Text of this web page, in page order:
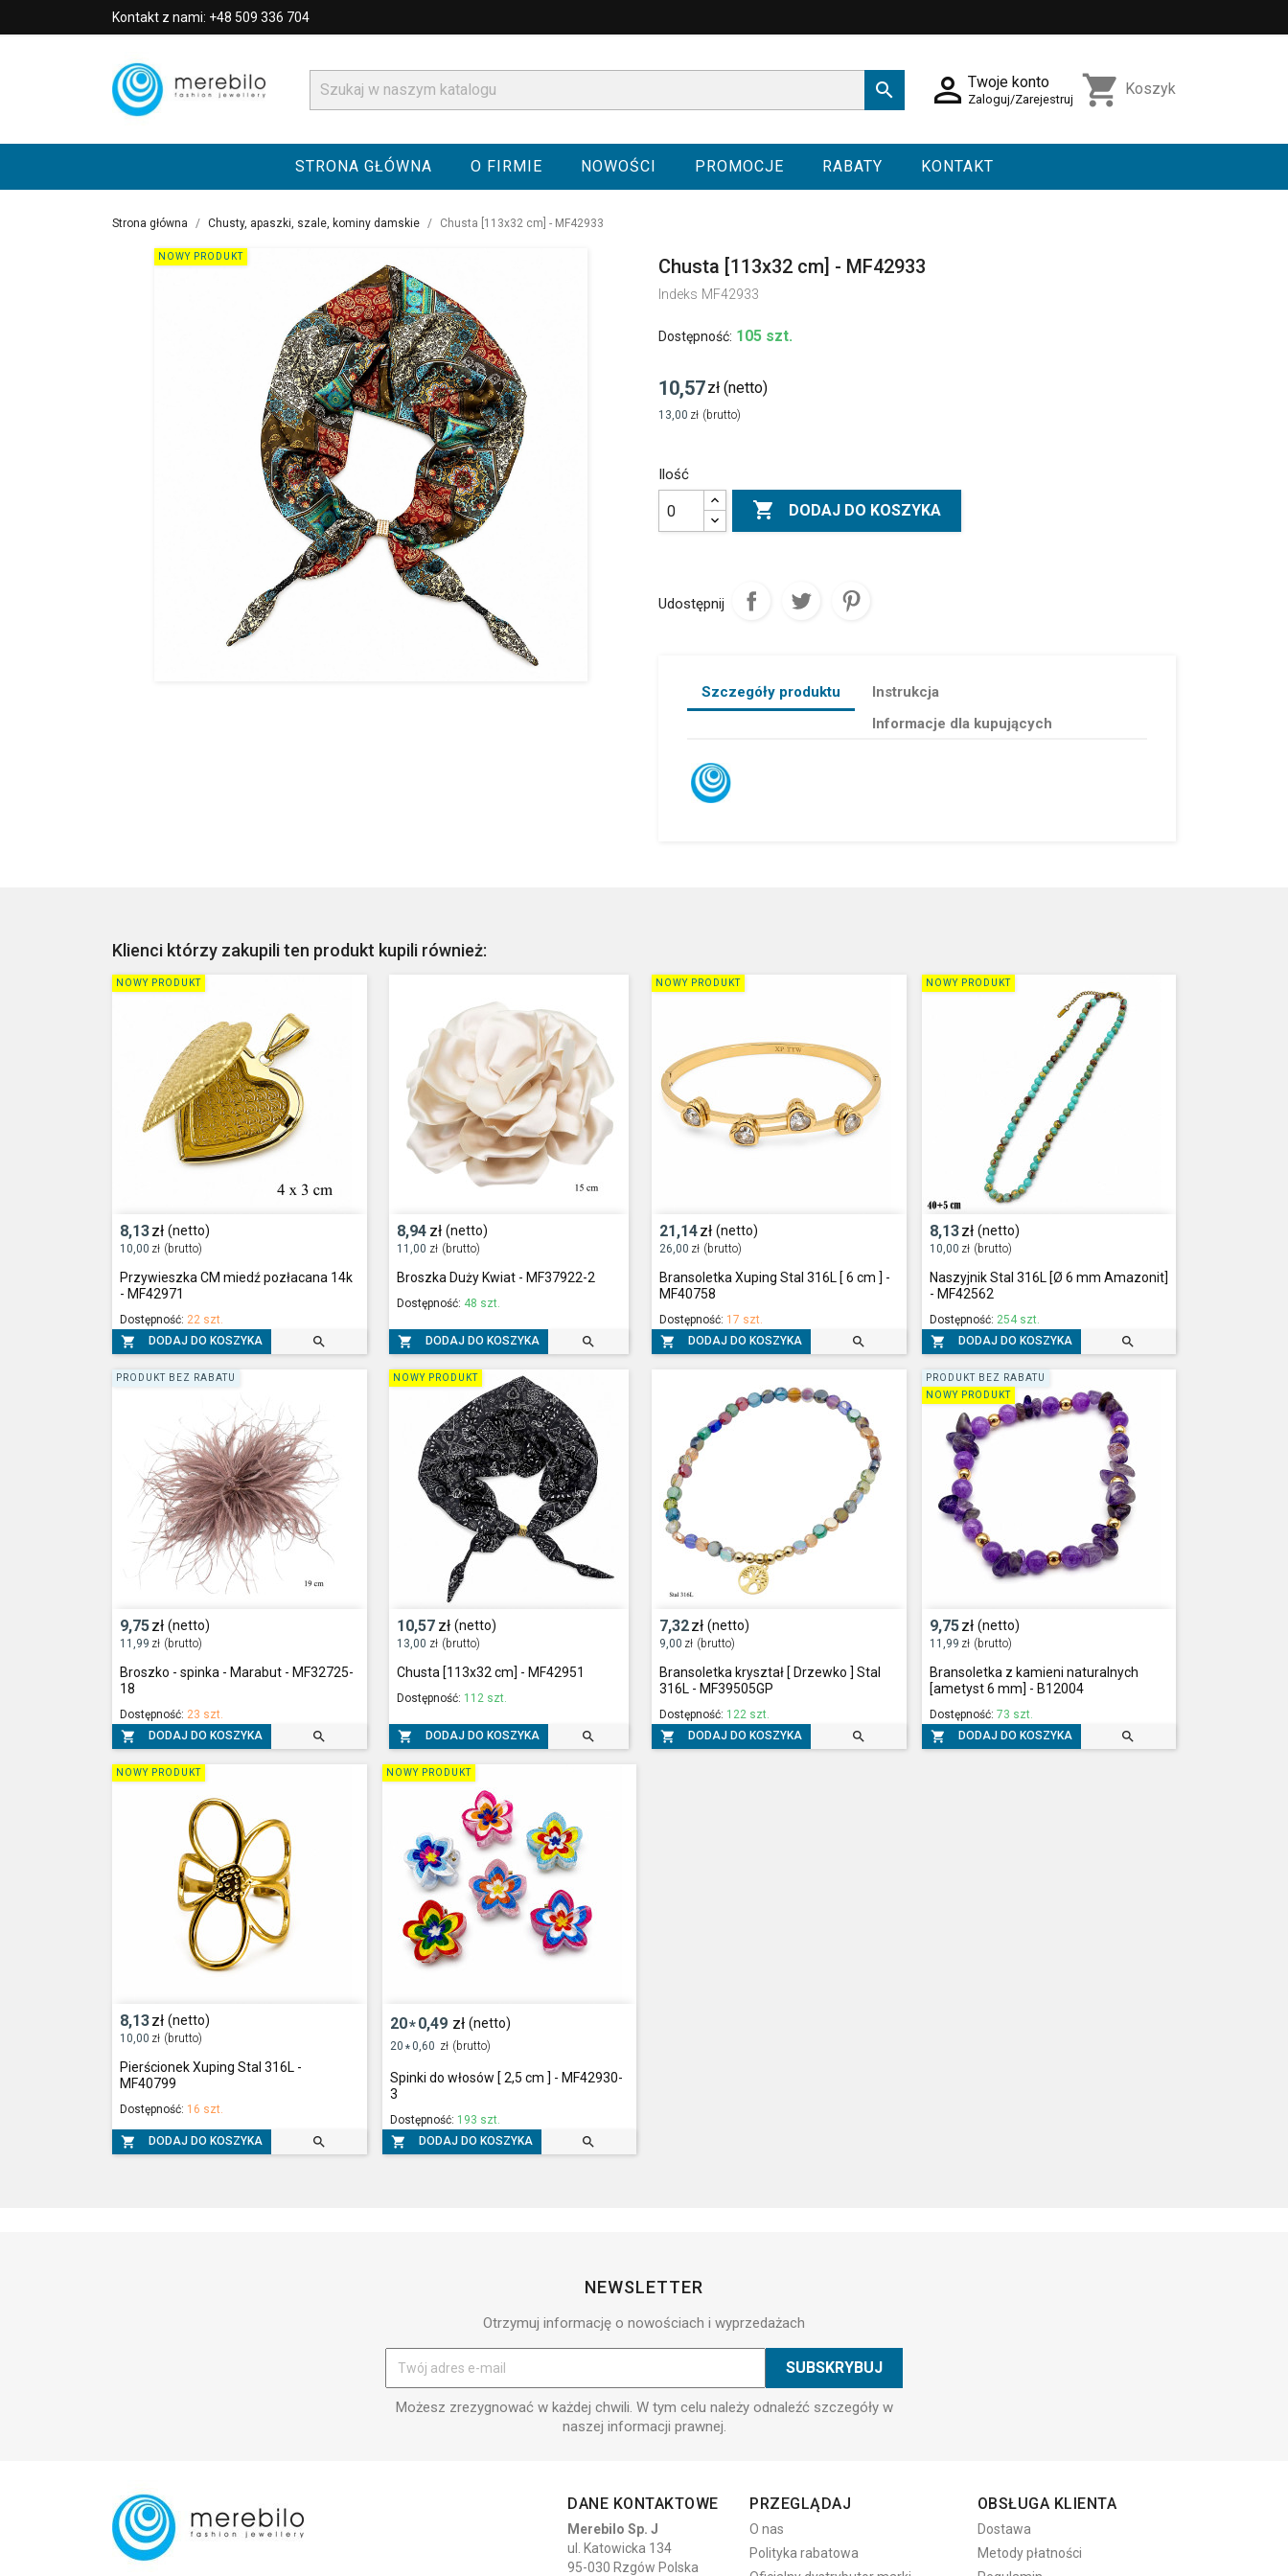
Kontakt z nami: +48 509 336 704
  Twoje konto
Zaloguj/Zarejestruj shopping_cart Koszyk
STRONA GŁÓWNA O FIRMIE NOWOŚCI PROMOCJE RABATY KONTAKT
Strona główna Chusty, apaszki, szale, kominy damskie Chusta [113x32 cm] - MF42933
NOWY PRODUKT Chusta [113x32 cm] - MF42933
Indeks MF42933
Dostępność: 105 szt.
10,57zł (netto)
13,00 zł (brutto)
Ilość
 DODAJ DO KOSZYKA
Udostępnij
Szczegóły produktu
Instrukcja
Informacje dla kupujących
Klienci którzy zakupili ten produkt kupili również:
8,13zł (netto)
10,00 zł (brutto)
Przywieszka CM miedź pozłacana 14k
- MF42971
Dostępność: 22 szt.
 DODAJ DO KOSZYKA 
NOWY PRODUKT
8,94 zł (netto)
11,00 zł (brutto)
Broszka Duży Kwiat - MF37922-2
Dostępność: 48 szt.
 DODAJ DO KOSZYKA 
21,14zł (netto)
26,00 zł (brutto)
Bransoletka Xuping Stal 316L [ 6 cm ] -
MF40758
Dostępność: 17 szt.
 DODAJ DO KOSZYKA 
NOWY PRODUKT
8,13zł (netto)
10,00 zł (brutto)
Naszyjnik Stal 316L [Ø 6 mm Amazonit]
- MF42562
Dostępność: 254 szt.
 DODAJ DO KOSZYKA 
NOWY PRODUKT
9,75zł (netto)
11,99 zł (brutto)
Broszko - spinka - Marabut - MF32725-
18
Dostępność: 23 szt.
 DODAJ DO KOSZYKA 
PRODUKT BEZ RABATU
10,57 zł (netto)
13,00 zł (brutto)
Chusta [113x32 cm] - MF42951
Dostępność: 112 szt.
 DODAJ DO KOSZYKA 
NOWY PRODUKT
7,32zł (netto)
9,00 zł (brutto)
Bransoletka kryształ [ Drzewko ] Stal
316L - MF39505GP
Dostępność: 122 szt.
 DODAJ DO KOSZYKA 
9,75zł (netto)
11,99 zł (brutto)
Bransoletka z kamieni naturalnych
[ametyst 6 mm] - B12004
Dostępność: 73 szt.
 DODAJ DO KOSZYKA 
PRODUKT BEZ RABATU
NOWY PRODUKT
8,13zł (netto)
10,00 zł (brutto)
Pierścionek Xuping Stal 316L -
MF40799
Dostępność: 16 szt.
 DODAJ DO KOSZYKA 
NOWY PRODUKT
20*0,49 zł (netto)
20 *0,60 zł (brutto)
Spinki do włosów [ 2,5 cm ] - MF42930-
3
Dostępność: 193 szt.
 DODAJ DO KOSZYKA 
NOWY PRODUKT
NEWSLETTER
Otrzymuj informację o nowościach i wyprzedażach
Możesz zrezygnować w każdej chwili. W tym celu należy odnaleźć szczegóły w
naszej informacji prawnej.
DANE KONTAKTOWE
Merebilo Sp. J
ul. Katowicka 134
95-030 Rzgów Polska
PRZEGLĄDAJ
O nas
Polityka rabatowa
OBSŁUGA KLIENTA
Dostawa
Metody płatności